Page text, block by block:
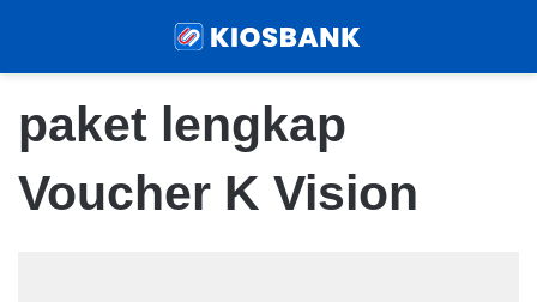
paket lengkap
Voucher K Vision